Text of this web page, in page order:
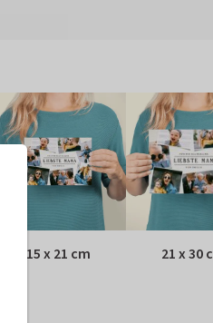
15 x 21 cm 21 x 30